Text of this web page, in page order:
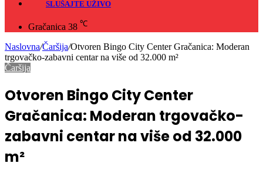
SLUŠAJTE UŽIVO
Gračanica 38 ℃
Naslovna/Čaršija/Otvoren Bingo City Center Gračanica: Moderan
trgovačko-zabavni centar na više od 32.000 m²
Čaršija
Otvoren Bingo City Center
Gračanica: Moderan trgovačko-
zabavni centar na više od 32.000
m²